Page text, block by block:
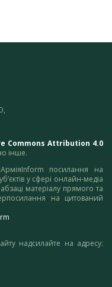
Commons Attribution 4.0
інше.
посилання на
у сфері онлайн-медіа
матеріалу прямого та
на цитований
надсилайте на адресу: